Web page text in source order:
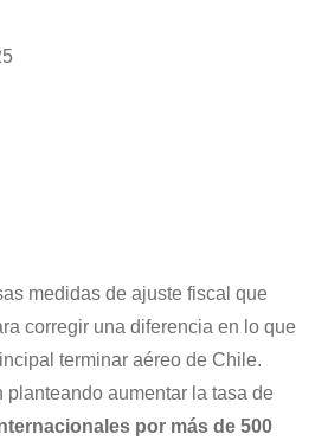
medidas de ajuste fiscal que
corregir una diferencia en lo que
terminar aéreo de Chile.
planteando aumentar la tasa de
por más de 500